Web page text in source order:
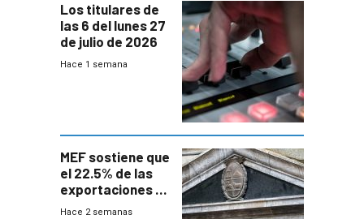
Los titulares de
las 6 del lunes 27
de julio de 2026
Hace 1 semana
MEF sostiene que
el 22.5% de las
exportaciones a
EE.UU se verán
Hace 2 semanas